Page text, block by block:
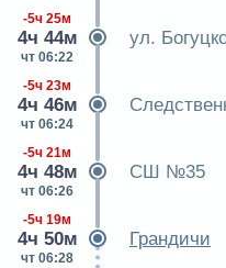
-5ч 25м
4ч 44м
чт 06:22
ул.
-5ч 23м
4ч 46м
чт 06:24
-5ч 21м
4ч 48м
чт 06:26
СШ №35
-5ч 19м
4ч 50м
чт 06:28
Грандичи